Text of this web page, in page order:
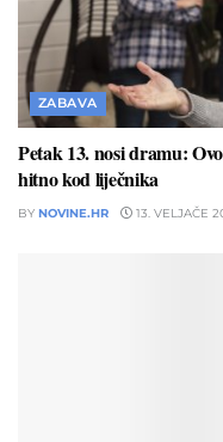
ZABAVA
Petak 13. nosi dramu:
hitno kod liječnika
BY NOVINE.HR 13. VELJAČE